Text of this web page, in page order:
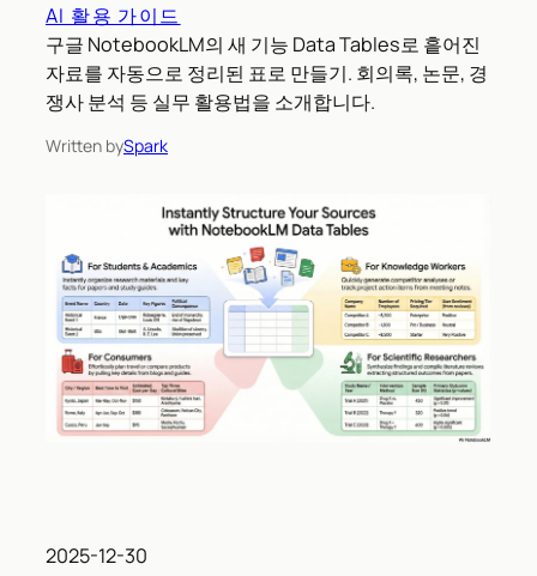
AI 활용 가이드
구글 NotebookLM의 새 기능 Data Tables로 흩어진
자료를 자동으로 정리된 표로 만들기. 회의록, 논문, 경
쟁사 분석 등 실무 활용법을 소개합니다.
Written bySpark
2025-12-30